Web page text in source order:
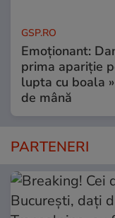
GSP.RO
Emoționant:
prima apariție
lupta cu boala
de mână
PARTENERI